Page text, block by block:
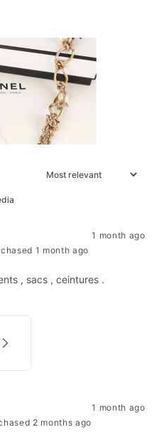
1 month ago
1 month ago
, sacs , ceintures .
1 month ago
2 months ago